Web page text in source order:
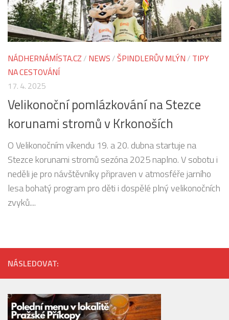
NÁDHERNÁMÍSTA.CZ / NEWS /ŠPINDLERŮV MLÝN / TIPY
NA CESTOVÁNÍ
17. 4. 2025
Velikonoční pomlázkování na Stezce
korunami stromů v Krkonoších
O Velikonočním víkendu 19. a 20. dubna startuje na
Stezce korunami stromů sezóna 2025 naplno. V sobotu i
neděli je pro návštěvníky připraven v atmosféře jarního
lesa bohatý program pro děti i dospělé plný velikonočních
zvyků....
NÁSLEDOVAT: